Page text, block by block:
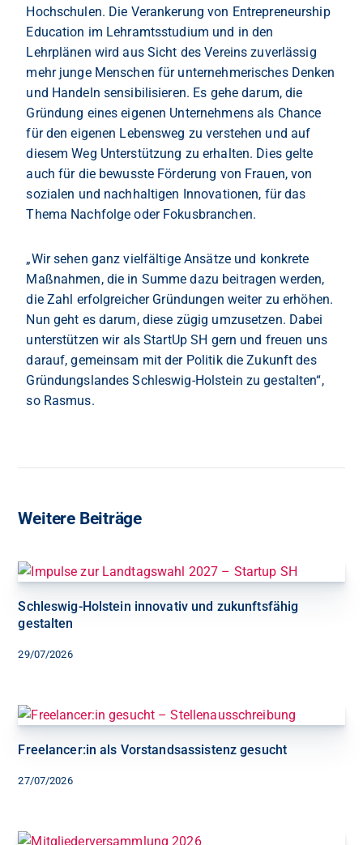
Hochschulen. Die Verankerung von Entrepreneurship
Education im Lehramtsstudium und in den
Lehrplänen wird aus Sicht des Vereins zuverlässig
mehr junge Menschen für unternehmerisches Denken
und Handeln sensibilisieren. Es gehe darum, die
Gründung eines eigenen Unternehmens als Chance
für den eigenen Lebensweg zu verstehen und auf
diesem Weg Unterstützung zu erhalten. Dies gelte
auch für die bewusste Förderung von Frauen, von
sozialen und nachhaltigen Innovationen, für das
Thema Nachfolge oder Fokusbranchen.
„Wir sehen ganz vielfältige Ansätze und konkrete
Maßnahmen, die in Summe dazu beitragen werden,
die Zahl erfolgreicher Gründungen weiter zu erhöhen.
Nun geht es darum, diese zügig umzusetzen. Dabei
unterstützen wir als StartUp SH gern und freuen uns
darauf, gemeinsam mit der Politik die Zukunft des
Gründungslandes Schleswig-Holstein zu gestalten“,
so Rasmus.
Weitere Beiträge
29/07/2026
Schleswig-Holstein innovativ und zukunftsfähig
gestalten
27/07/2026
Freelancer:in als Vorstandsassistenz gesucht